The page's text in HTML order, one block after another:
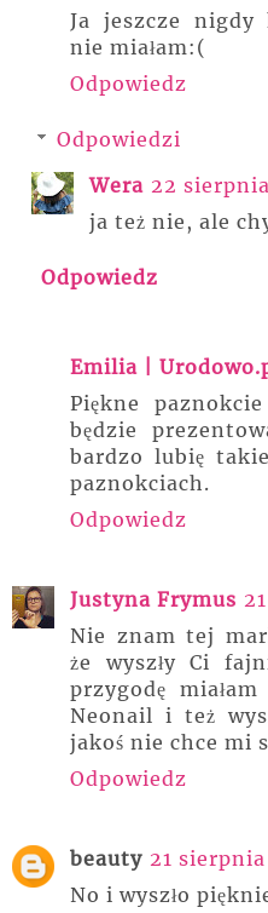
Ja jeszcze nigdy
nie miałam:(
Odpowiedz
Odpowiedzi
Wera 22
ja też nie, ale
Odpowiedz
Emilia |
Piękne
będzie
bardzo lubię
paznokciach.
Odpowiedz
Justyna Frymus
Nie znam tej
że wyszły Ci
przygodę
Neonail i też
jakoś nie chce mi
Odpowiedz
beauty 21
No i wyszło